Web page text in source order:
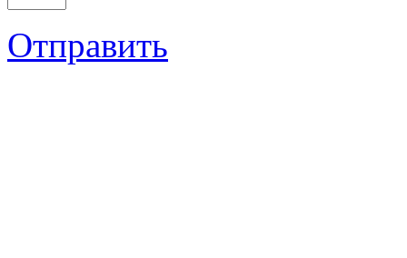
Отправить